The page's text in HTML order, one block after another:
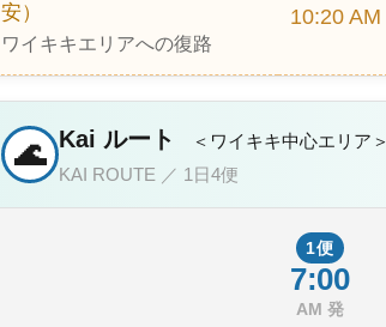
安）
ワイキキエリアへの復路
10:20 AM
🌊 Kai ルート
＜ワイキキ中心エリア＞
KAI ROUTE ／ 1日4便
1便
7:00
AM 発